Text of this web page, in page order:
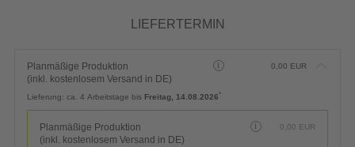
LIEFERTERMIN
Planmäßige Produktion
(inkl. kostenlosem Versand in DE)
0,00 EUR
Lieferung: ca. 4 Arbeitstage bis Freitag, 14.08.2026*
Planmäßige Produktion
(inkl. kostenlosem Versand in DE)
0,00 EUR